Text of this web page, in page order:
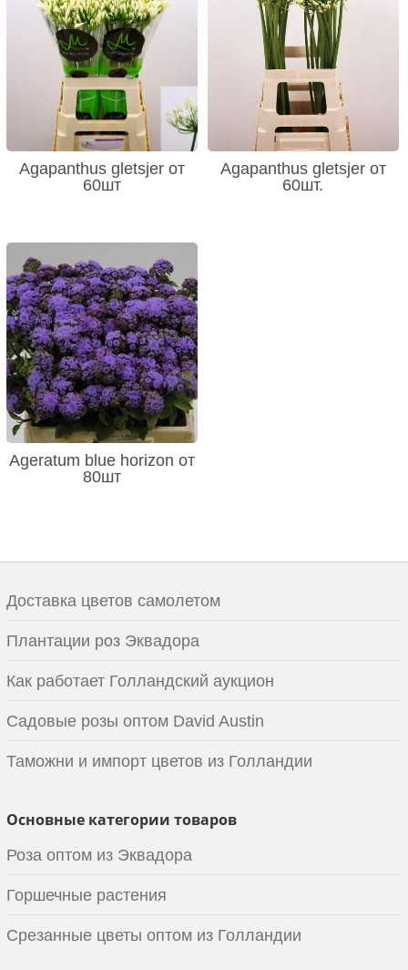
Agapanthus gletsjer от
60шт
Agapanthus gletsjer от
60шт.
Ageratum blue horizon от
80шт
Доставка цветов самолетом
Плантации роз Эквадора
Как работает Голландский аукцион
Садовые розы оптом David Austin
Таможни и импорт цветов из Голландии
Основные категории товаров
Роза оптом из Эквадора
Горшечные растения
Срезанные цветы оптом из Голландии